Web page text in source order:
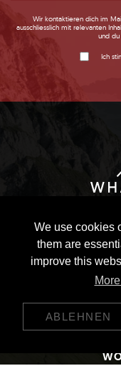
We use cookies
them are
improve this
ABLEHNEN
Wir kontaktieren dich im
ausschliesslich mit relevanten
und
Ich
AGB